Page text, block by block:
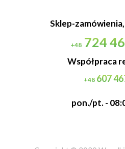
Sklep-
+48 724
Współpraca
+48607
pon./pt. -